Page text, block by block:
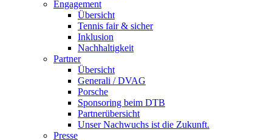
Engagement
Übersicht
Tennis fair & sicher
Inklusion
Nachhaltigkeit
Partner
Übersicht
Generali / DVAG
Porsche
Sponsoring beim DTB
Partnerübersicht
Unser Nachwuchs ist die Zukunft.
Presse